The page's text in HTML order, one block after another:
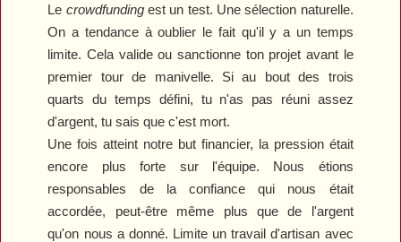
Le crowdfundingest un test. Une sélection naturelle.
On a tendance à oublier le fait qu'il y a un temps
limite. Cela valide ou sanctionne ton projet avant le
premier tour de manivelle. Si au bout des trois
quarts du temps défini, tu n'as pas réuni assez
d'argent, tu sais que c'est mort.
Une fois atteint notre but financier, la pression était
encore plus forte sur l'équipe. Nous étions
responsables de la confiance qui nous était
accordée, peut-être même plus que de l'argent
qu'on nous a donné. Limite un travail d'artisan avec